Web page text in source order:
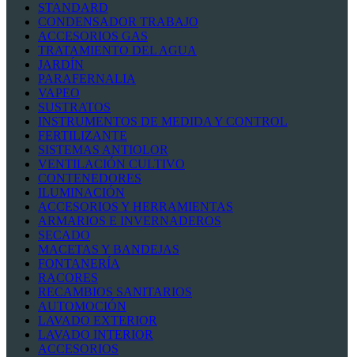
STANDARD
CONDENSADOR TRABAJO
ACCESORIOS GAS
TRATAMIENTO DEL AGUA
JARDÍN
PARAFERNALIA
VAPEO
SUSTRATOS
INSTRUMENTOS DE MEDIDA Y CONTROL
FERTILIZANTE
SISTEMAS ANTIOLOR
VENTILACIÓN CULTIVO
CONTENEDORES
ILUMINACIÓN
ACCESORIOS Y HERRAMIENTAS
ARMARIOS E INVERNADEROS
SECADO
MACETAS Y BANDEJAS
FONTANERÍA
RACORES
RECAMBIOS SANITARIOS
AUTOMOCIÓN
LAVADO EXTERIOR
LAVADO INTERIOR
ACCESORIOS